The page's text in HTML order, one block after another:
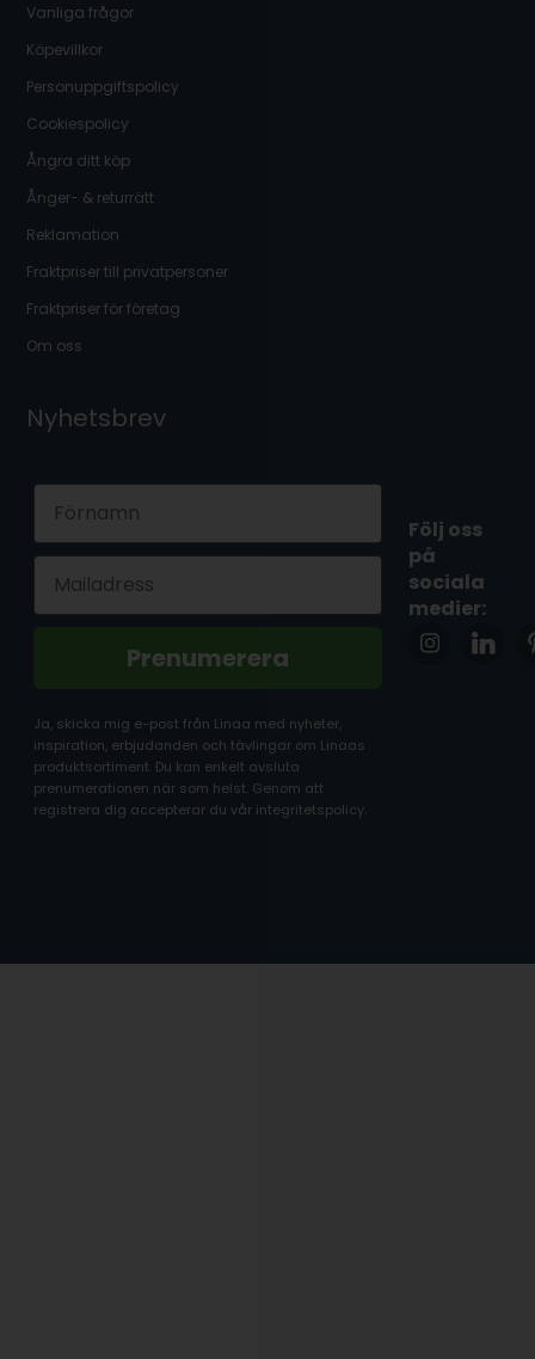
Vanliga frågor
Köpevillkor
Personuppgiftspolicy
Cookiespolicy
Ångra ditt köp
Ånger- & returrätt
Reklamation
Fraktpriser till privatpersoner
Fraktpriser för företag
Om oss
Nyhetsbrev
Prenumerera
Ja, skicka mig e-post från Linaa med nyheter,
inspiration, erbjudanden och tävlingar om Linaas
produktsortiment. Du kan enkelt avsluta
prenumerationen när som helst. Genom att
registrera dig accepterar du vår integritetspolicy.
Följ oss
på
sociala
medier: